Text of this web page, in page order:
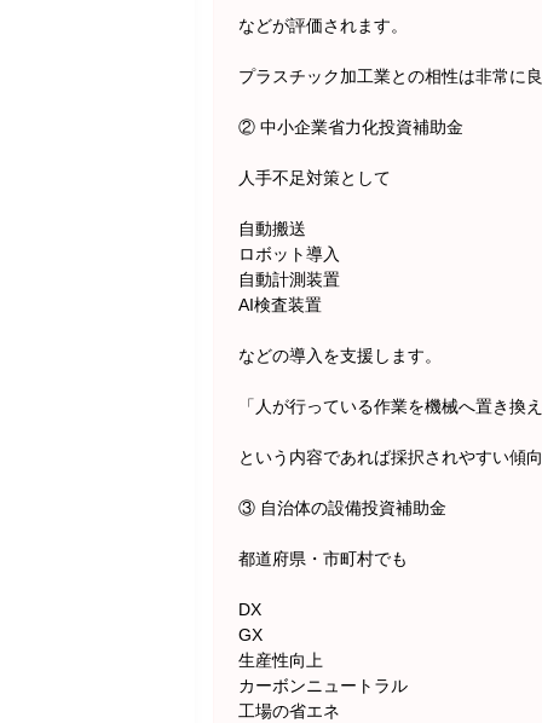
などが評価されます。
プラスチック加工業との相性は非常に
② 中小企業省力化投資補助金
人手不足対策として
自動搬送
ロボット導入
自動計測装置
AI検査装置
などの導入を支援します。
「人が行っている作業を機械へ置き換え
という内容であれば採択されやすい傾向
③ 自治体の設備投資補助金
都道府県・市町村でも
DX
GX
生産性向上
カーボンニュートラル
工場の省エネ